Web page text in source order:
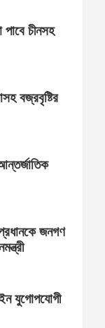
চীনসহ
বজ্রবৃষ্টির
জনগণ
যুগোপযোগী